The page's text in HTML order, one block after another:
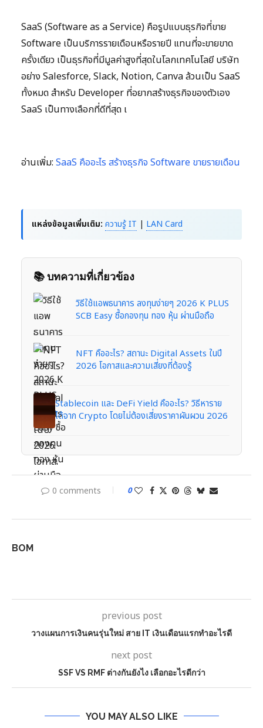
SaaS (Software as a Service) คือรูปแบบธุรกิจที่ขาย
Software เป็นบริการรายเดือนหรือรายปี แทนที่จะขายขาด
ครั้งเดียว เป็นธุรกิจที่มีมูลค่าสูงที่สุดในโลกเทคโนโลยี บริษัท
อย่าง Salesforce, Slack, Notion, Canva ล้วนเป็น SaaS
ทั้งหมด สำหรับ Developer ที่อยากสร้างธุรกิจของตัวเอง
SaaS เป็นทางเลือกที่ดีที่สุด เ
อ่านเพิ่ม: SaaS คืออะไร สร้างธุรกิจ Software ขายรายเดือน
แหล่งข้อมูลเพิ่มเติม: ความรู้ IT | LAN Card
📚 บทความที่เกี่ยวข้อง
วิธีใช้แอพธนาคาร ลงทุนง่ายๆ 2026 K PLUS
SCB Easy ซื้อกองทุน ทอง หุ้น ผ่านมือถือ
NFT คืออะไร? สถานะ Digital Assets ในปี
2026 โอกาสและความเสี่ยงที่ต้องรู้
Stablecoin และ DeFi Yield คืออะไร? วิธีหาราย
ได้จาก Crypto โดยไม่ต้องเสี่ยงราคาผันผวน 2026
0 comments 0
BOM
previous post
วางแผนการเงินคนรุ่นใหม่ สาย IT เงินเดือนแรกทำอะไรดี
next post
SSF VS RMF ต่างกันยังไง เลือกอะไรดีกว่า
YOU MAY ALSO LIKE